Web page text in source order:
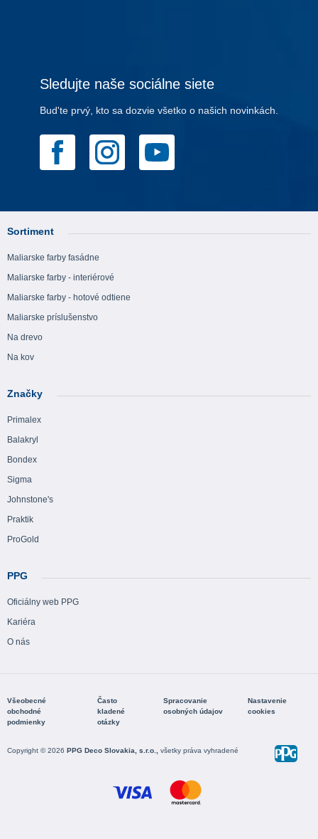
Sledujte naše sociálne siete
Bud'te prvý, kto sa dozvie všetko o našich novinkách.
Sortiment
Maliarske farby fasádne
Maliarske farby - interiérové
Maliarske farby - hotové odtiene
Maliarske príslušenstvo
Na drevo
Na kov
Značky
Primalex
Balakryl
Bondex
Sigma
Johnstone's
Praktik
ProGold
PPG
Oficiálny web PPG
Kariéra
O nás
Všeobecné
obchodné
podmienky
Často
kladené
otázky
Spracovanie
osobných údajov
Nastavenie
cookies
Copyright © 2026 PPG Deco Slovakia, s.r.o., všetky práva vyhradené